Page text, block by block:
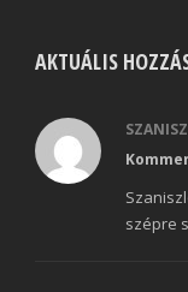
AKTUÁLIS
szépre